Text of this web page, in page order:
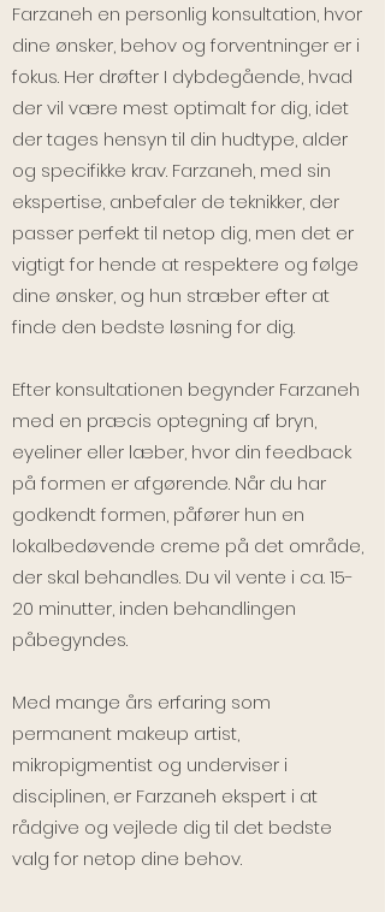
Farzaneh en personlig konsultation, hvor
dine ønsker, behov og forventninger er i
fokus. Her drøfter I dybdegående, hvad
der vil være mest optimalt for dig, idet
der tages hensyn til din hudtype, alder
og specifikke krav. Farzaneh, med sin
ekspertise, anbefaler de teknikker, der
passer perfekt til netop dig, men det er
vigtigt for hende at respektere og følge
dine ønsker, og hun stræber efter at
finde den bedste løsning for dig.
Efter konsultationen begynder Farzaneh
med en præcis optegning af bryn,
eyeliner eller læber, hvor din feedback
på formen er afgørende. Når du har
godkendt formen, påfører hun en
lokalbedøvende creme på det område,
der skal behandles. Du vil vente i ca. 15-
20 minutter, inden behandlingen
påbegyndes.
Med mange års erfaring som
permanent makeup artist,
mikropigmentist og underviser i
disciplinen, er Farzaneh ekspert i at
rådgive og vejlede dig til det bedste
valg for netop dine behov.